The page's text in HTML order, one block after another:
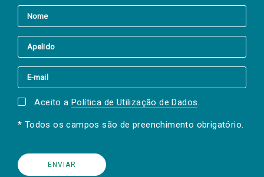
Aceito a Política de Utilização de Dados.
* Todos os campos são de preenchimento obrigatório.